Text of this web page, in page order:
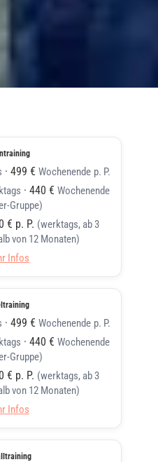
· 499 € Wochenende p. P.
·440 € Wochenende
Gruppe)
€ p. P. (werktags, ab 3
von 12 Monaten)
Infos
· 499 € Wochenende p. P.
·440 € Wochenende
Gruppe)
€ p. P. (werktags, ab 3
von 12 Monaten)
Infos